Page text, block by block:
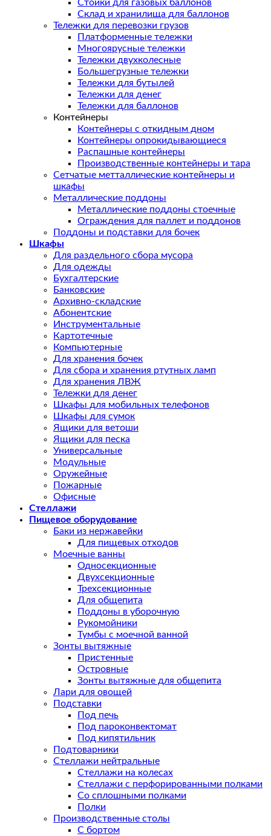
Стойки для газовых баллонов
Склад и хранилища для баллонов
Тележки для перевозки грузов
Платформенные тележки
Многоярусные тележки
Тележки двухколесные
Большегрузные тележки
Тележки для бутылей
Тележки для денег
Тележки для баллонов
Контейнеры
Контейнеры с откидным дном
Контейнеры опрокидывающиеся
Распашные контейнеры
Производственные контейнеры и тара
Сетчатые метталлические контейнеры и
шкафы
Металлические поддоны
Металлические поддоны стоечные
Ограждения для паллет и поддонов
Поддоны и подставки для бочек
Шкафы
Для раздельного сбора мусора
Для одежды
Бухгалтерские
Банковские
Архивно-складские
Абонентские
Инструментальные
Картотечные
Компьютерные
Для хранения бочек
Для сбора и хранения ртутных ламп
Для хранения ЛВЖ
Тележки для денег
Шкафы для мобильных телефонов
Шкафы для сумок
Ящики для ветоши
Ящики для песка
Универсальные
Модульные
Оружейные
Пожарные
Офисные
Стеллажи
Пищевое оборудование
Баки из нержавейки
Для пищевых отходов
Моечные ванны
Односекционные
Двухсекционные
Трехсекционные
Для общепита
Поддоны в уборочную
Рукомойники
Тумбы с моечной ванной
Зонты вытяжные
Пристенные
Островные
Зонты вытяжные для общепита
Лари для овощей
Подставки
Под печь
Под пароконвектомат
Под кипятильник
Подтоварники
Стеллажи нейтральные
Стеллажи на колесах
Стеллажи с перфорированными полками
Со сплошными полками
Полки
Производственные столы
С бортом